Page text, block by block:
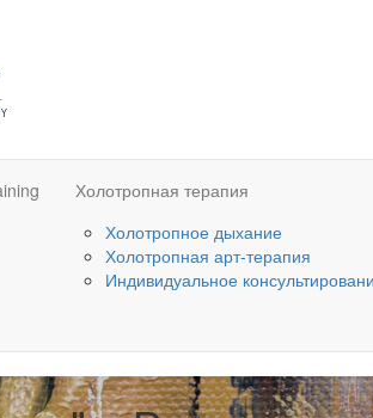
Холотропная терапия
Холотропное дыхание
Холотропная арт-терапия
Индивидуальное